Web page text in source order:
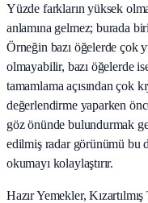
Yüzde farkların yüksek
anlamına gelmez; burada
Örneğin bazı öğelerde çok
olmayabilir, bazı öğelerde
tamamlama açısından çok
değerlendirme yaparken
göz önünde bulundurmak
edilmiş radar görünümü bu
okumayı kolaylaştırır.
Hazır Yemekler,